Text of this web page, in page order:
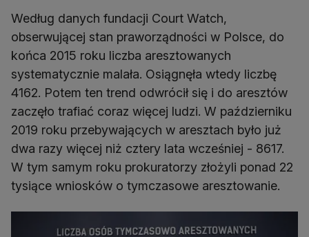
Według danych fundacji Court Watch,
obserwującej stan praworządności w Polsce, do
końca 2015 roku liczba aresztowanych
systematycznie malała. Osiągnęła wtedy liczbę
4162. Potem ten trend odwrócił się i do aresztów
zaczęło trafiać coraz więcej ludzi. W październiku
2019 roku przebywających w aresztach było już
dwa razy więcej niż cztery lata wcześniej - 8617.
W tym samym roku prokuratorzy złożyli ponad 22
tysiące wniosków o tymczasowe aresztowanie.